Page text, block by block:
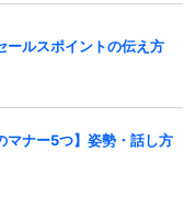
ールスポイントの伝え方
マナー5つ】姿勢・話し方